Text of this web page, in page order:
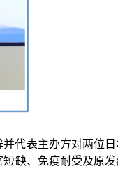
代表主办方对两位
缺、免疫耐受及原发